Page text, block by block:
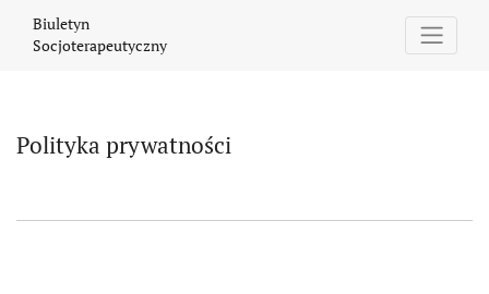
Biuletyn
Socjoterapeutyczny
Polityka prywatności